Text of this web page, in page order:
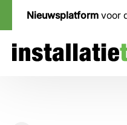
Nieuwsplatform voor